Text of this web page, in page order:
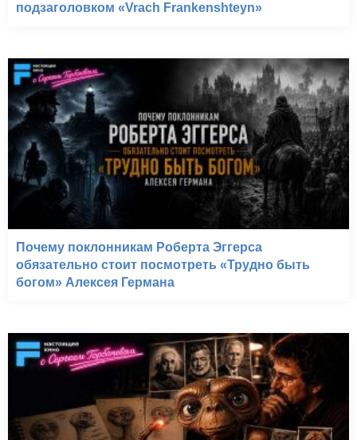
подзаголовком «Vrach Frankenshteyn»
Почему поклонникам Роберта Эггерса
обязательно стоит посмотреть «Трудно быть
богом» Алексея Германа